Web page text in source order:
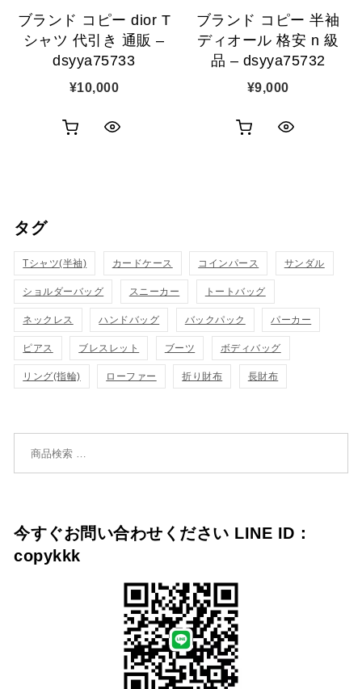
ブランド コピー dior T
シャツ 代引き 通販 –
dsyya75733
¥10,000
ブランド コピー 半袖
ディオール 格安 n 級
品 – dsyya75732
¥9,000
タグ
Tシャツ(半袖) カードケース コインパース サンダル
ショルダーバッグ スニーカー トートバッグ
ネックレス ハンドバッグ バックパック パーカー
ピアス ブレスレット ブーツ ボディバッグ
リング(指輪) ローファー 折り財布 長財布
今すぐお問い合わせください LINE ID：
copykkk